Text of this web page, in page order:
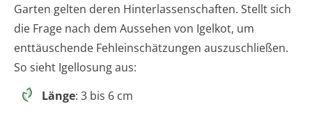
Garten gelten deren Hinterlassenschaften. Stellt sich
die Frage nach dem Aussehen von Igelkot, um
enttäuschende Fehleinschätzungen auszuschließen.
So sieht Igellosung aus:
Länge: 3 bis 6 cm